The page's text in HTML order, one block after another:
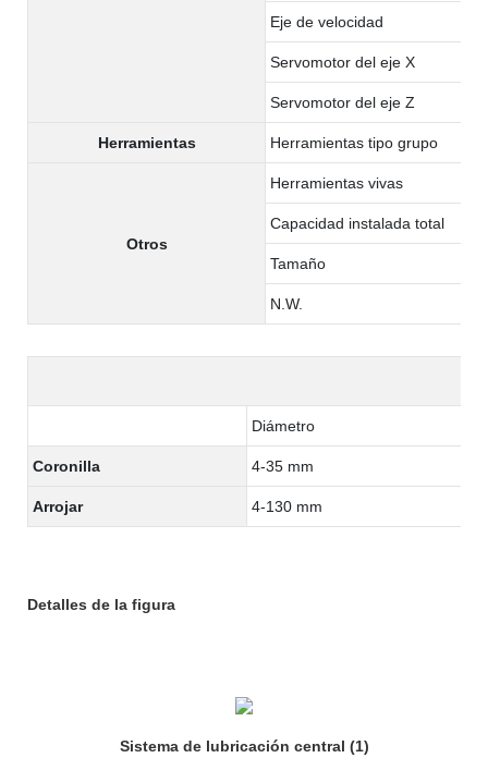
Eje de velocidad
Servomotor del eje X
Servomotor del eje Z
Herramientas Herramientas tipo grupo
Otros
Herramientas vivas
Capacidad instalada total
Tamaño
N.W.
Diámetro
Coronilla 4-35 mm
Arrojar 4-130 mm
Detalles de la figura
Sistema de lubricación central (1)